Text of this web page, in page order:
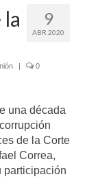
9
ABR 2020
| 0
una década
de la Corte
Correa,
participación